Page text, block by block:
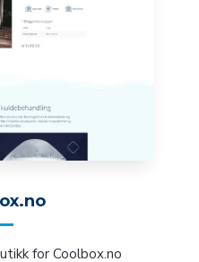
for Coolbox.no